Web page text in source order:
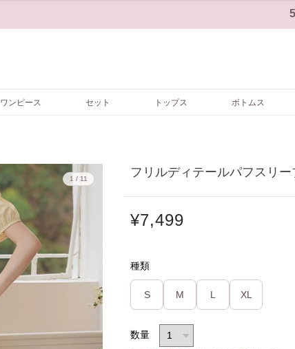
ワンピース セット トップス ボトムス
フリルディテールパフスリ
1 / 11
¥7,499
種類
S M L XL
数量